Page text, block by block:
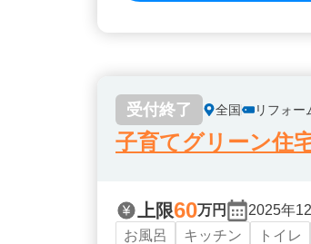
受付終了 全国 リフォー
子育てグリーン住
上限60万円
2025年
お風呂
キッチン トイレ